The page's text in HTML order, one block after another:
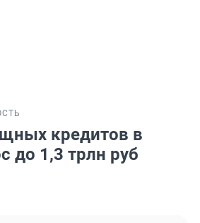
кредитов в
до 1,3 трлн руб